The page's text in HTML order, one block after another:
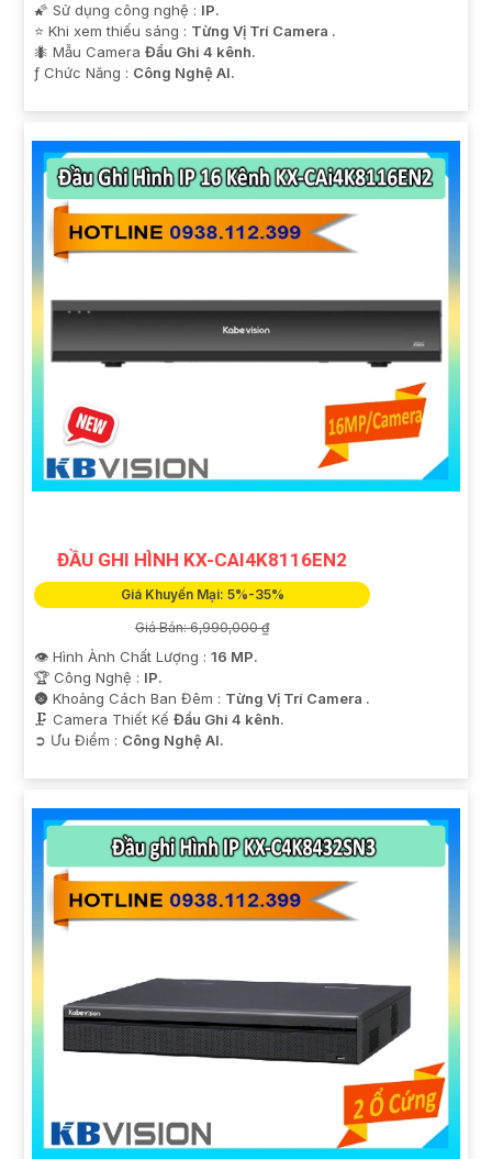
🌠 Sử dụng công nghệ : IP.
⭐ Khi xem thiếu sáng : Từng Vị Trí Camera .
🐜 Mẫu Camera Đầu Ghi 4 kênh.
️ƒ Chức Năng : Công Nghệ AI.
ĐẦU GHI HÌNH KX-CAI4K8116EN2
Giá Khuyến Mại: 5%-35%
Giá Bán: 6,990,000 ₫
👁 Hình Ành Chất Lượng : 16 MP.
🏆 Công Nghệ : IP.
🌚 Khoảng Cách Ban Đêm : Từng Vị Trí Camera .
🗜️ Camera Thiết Kế Đầu Ghi 4 kênh.
️➲ Ưu Điểm : Công Nghệ AI.